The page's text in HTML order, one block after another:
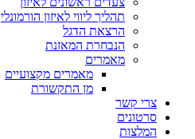
תהליך ליווי לאיזון הורמונלי
הרצאת הדגל
הנבחרת המאזנת
מאמרים
מאמרים מקצועיים
מן התקשורת
צרי קשר
סרטונים
המלצות